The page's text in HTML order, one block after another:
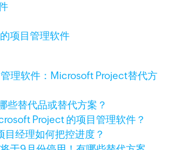
项目管理软件
理软件：Microsoft Project替代方
些替代品或替代方案？
Project 的项目管理软件？
目经理如何把控进度？